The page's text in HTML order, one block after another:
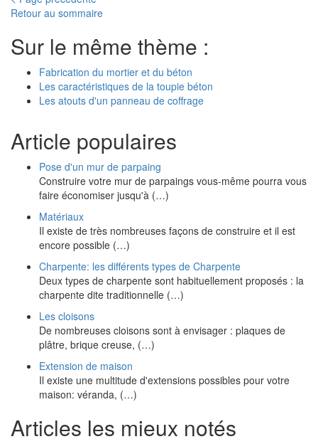
Retour au sommaire
Sur le même thème :
Fabrication du mortier et du béton
Les caractéristiques de la toupie béton
Les atouts d'un panneau de coffrage
Article populaires
Pose d'un mur de parpaing
Construire votre mur de parpaings vous-même pourra vous
faire économiser jusqu'à (…)
Matériaux
Il existe de très nombreuses façons de construire et il est
encore possible (…)
Charpente: les différents types de Charpente
Deux types de charpente sont habituellement proposés : la
charpente dite traditionnelle (…)
Les cloisons
De nombreuses cloisons sont à envisager : plaques de
plâtre, brique creuse, (…)
Extension de maison
Il existe une multitude d'extensions possibles pour votre
maison: véranda, (…)
Articles les mieux notés